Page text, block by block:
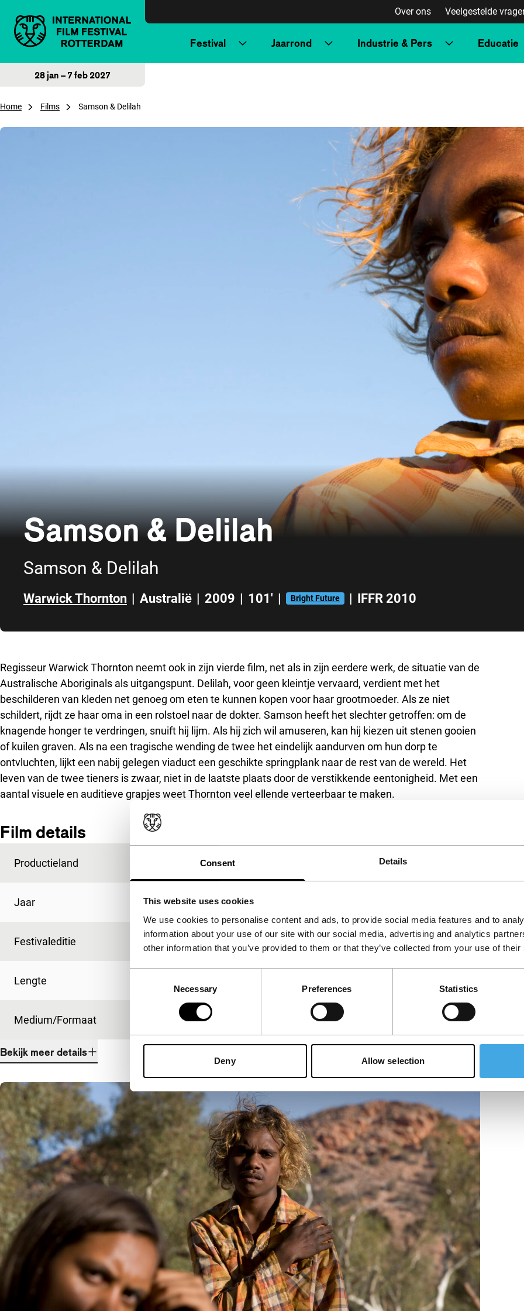
Consent Details
This website uses cookies
We use cookies to personalise content and ads, to provide social media features and to
information about your use of our site with our social media, advertising and analytics
other information that you’ve provided to them or that they’ve collected from your use of
Necessary Preferences Statistics
Deny Allow selection
Over ons Veelgestelde
Festival Jaarrond Industrie & Pers Educatie
28 jan – 7 feb 2027
Home Films Samson & Delilah
Samson & Delilah
Samson & Delilah
Warwick Thornton | Australië | 2009 | 101' | Bright Future | IFFR 2010
Regisseur Warwick Thornton neemt ook in zijn vierde film, net als in zijn eerdere werk, de situatie van de
Australische Aboriginals als uitgangspunt. Delilah, voor geen kleintje vervaard, verdient met het
beschilderen van kleden net genoeg om eten te kunnen kopen voor haar grootmoeder. Als ze niet
schildert, rijdt ze haar oma in een rolstoel naar de dokter. Samson heeft het slechter getroffen: om de
knagende honger te verdringen, snuift hij lijm. Als hij zich wil amuseren, kan hij kiezen uit stenen gooien
of kuilen graven. Als na een tragische wending de twee het eindelijk aandurven om hun dorp te
ontvluchten, lijkt een nabij gelegen viaduct een geschikte springplank naar de rest van de wereld. Het
leven van de twee tieners is zwaar, niet in de laatste plaats door de verstikkende eentonigheid. Met een
aantal visuele en auditieve grapjes weet Thornton veel ellende verteerbaar te maken.
Film details
Productieland Australië
Jaar 2009
Festivaleditie
Lengte
Medium/Formaat 35mm
Bekijk meer details